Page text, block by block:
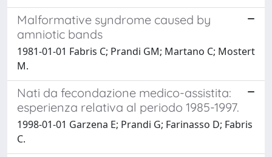
Malformative syndrome caused by
amniotic bands
1981-01-01 Fabris C; Prandi GM; Martano C; Mostert
M.
Nati da fecondazione medico-assistita:
esperienza relativa al periodo 1985-1997.
1998-01-01 Garzena E; Prandi G; Farinasso D; Fabris
C.